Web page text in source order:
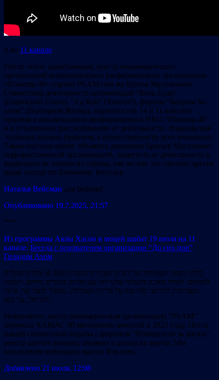
и на 11 канале
После этого разоблачения, реестр некоммерческих
организаций порекомендовал расформировать организацию
«Помощь 48» партии РААМ.они же Братья Мусульмане.
Совместная деятельность организаций “Коль Еуди”
(Еврейский Голос), “Ад Кан” (Хватит!), форума “Бохрим Ба-
хаим” (Выбираем Жизнь), журналистов 14 и 11 каналов
привела к рекомендации расформировать НКО “Помощь 48”
и к уголовному расследованию ее деятельности. Израильская
полиция должна привлечь к ответственности всех виновных.
Также настало время объявить движение Братьев Мусульман
террористической организацией, запретить ее деятельность и
выдворить ее членов из страны, так же как это сделали другие
наши соседи по Ближнему Востоку.
Наталья Вейсман для belisrael
Опубликовано 19.7.2025, 21:57
***
Из программы Аялы Хасон в моцей шабат 19 июля на 11
канале. Беседа с основателем организации “До сих пор”
Гиладом Ахом
בלתי נתפס: העמותה של רע”מ העבירה בשנת 2023 50 מיליון שקלים
לחמאס. לאחר מאבק משותף שלנו יחד עם פורום בוחרים בחיים, רשמת
העמותות הודיעה סוף סוף על פירוק העמותה. נמשיך לנצח את אויבי
ישראל, עד כאן!
Невероятно: амута (некомерческая организация) “РААМ”
перевела ХАМАС 50 миллионов шекелей в 2023 году. После
нашей совместной борьбы с форумом “Избиратели за жизнь”
реестр амутот наконец объявил о роспуске амуты. Мы
продолжим побеждать врагов Израиля.
Добавлено 21 июля, 12:08